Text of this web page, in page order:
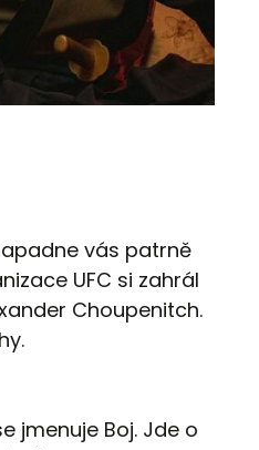
vás patrně
UFC si zahrál
Choupenitch.
jmenuje Boj. Jde o